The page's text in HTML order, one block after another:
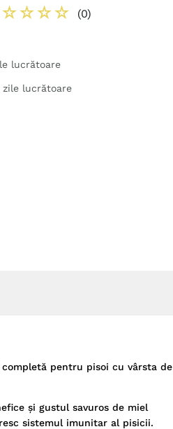
☆☆☆☆ (0)
lucrătoare
zile lucrătoare
pentru pisoi cu vârsta de
și gustul savuros de miel
sistemul imunitar al pisicii.